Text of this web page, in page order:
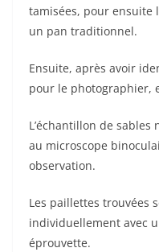
tamisées, pour ensuite
un pan traditionnel.
Ensuite, après avoir
pour le photographier,
L’échantillon de
au microscope
observation.
Les paillettes trouvées
individuellement avec
éprouvette.